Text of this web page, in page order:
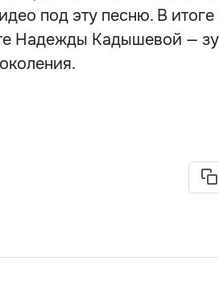
под эту песню. В
Надежды Кадышевой —